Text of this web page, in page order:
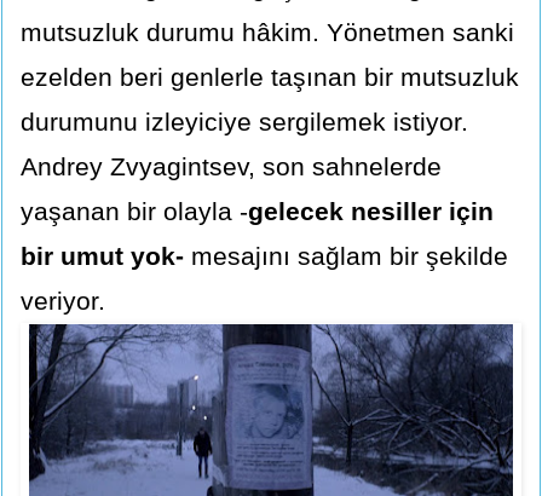
mutsuzluk durumu hâkim. Yönetmen sanki
ezelden beri genlerle taşınan bir mutsuzluk
durumunu izleyiciye sergilemek istiyor.
Andrey Zvyagintsev, son sahnelerde
yaşanan bir olayla -gelecek nesiller için
bir umut yok- mesajını sağlam bir şekilde
veriyor.